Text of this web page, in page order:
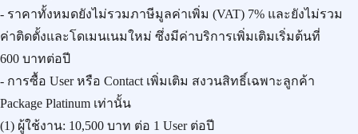
- ราคาทั้งหมดยังไม่รวมภาษีมูลค่าเพิ่ม (VAT) 7% และยังไม่รวม
ค่าติดตั้งและโดเมนเนมใหม่ ซึ่งมีค่าบริการเพิ่มเติมเริ่มต้นที่
600 บาทต่อปี
- การซื้อ User หรือ Contact เพิ่มเติม สงวนสิทธิ์เฉพาะลูกค้า
Package Platinum เท่านั้น
(1) ผู้ใช้งาน: 10,500 บาท ต่อ 1 User ต่อปี